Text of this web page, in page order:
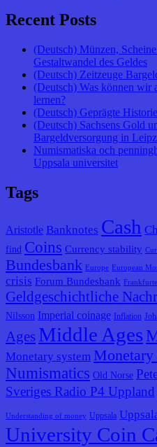
Recent Posts
(Deutsch) Münzen,
Gestaltwandel des Geldes
(Deutsch) Zeitzeuge
(Deutsch) Was können wir
lernen?
(Deutsch) Geprägte
(Deutsch) Sachsens Gold
Bargeldversorgung in
Numismatiska och
Uppsala universitet
Tags
Aristotle Banknotes Cash
find Coins Currency stability
Bundesbank
Europe European
crisis Forum Bundesbank
Geldgeschichtliche
Nilsson Imperial coinage Inflation
Ages Middle Ages
Monetary system
Numismatics Old Norse
Sveriges Radio P4 Uppland
Understanding of money Uppsala
University Coin